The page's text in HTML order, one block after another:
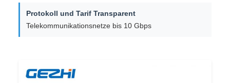
Protokoll und Tarif Transparent
Telekommunikationsnetze bis 10 Gbps